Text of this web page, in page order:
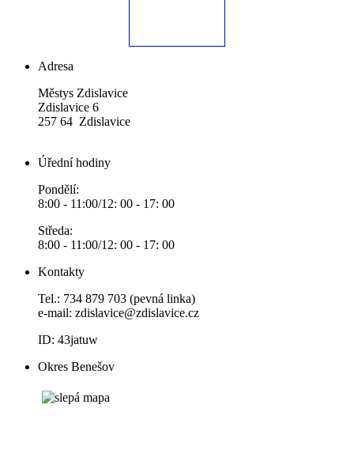
Adresa
Městys Zdislavice
Zdislavice 6
257 64 Zdislavice
Úřední hodiny
Pondělí:
8:00 - 11:00/12: 00 - 17: 00
Středa:
8:00 - 11:00/12: 00 - 17: 00
Kontakty
Tel.: 734 879 703 (pevná linka)
e-mail: zdislavice@zdislavice.cz
ID: 43jatuw
Okres Benešov